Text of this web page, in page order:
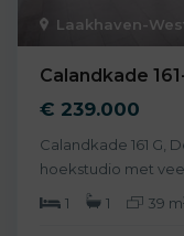
Laakhaven-
Calandkade
€ 239.000
Calandkade 161 G,
hoekstudio met
1
1 39 m